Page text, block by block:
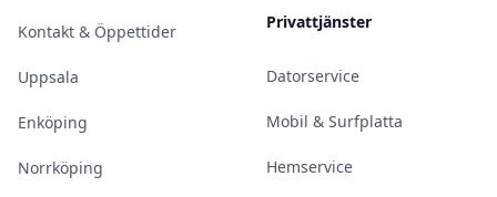
Kontakt & Öppettider
Uppsala
Enköping
Norrköping
Privattjänster
Datorservice
Mobil & Surfplatta
Hemservice